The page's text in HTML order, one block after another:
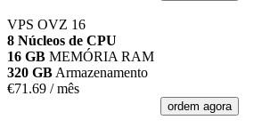
VPS OVZ 16
8 Núcleos de CPU
16 GB MEMÓRIA RAM
320 GB Armazenamento
€71.69 / mês
ordem agora